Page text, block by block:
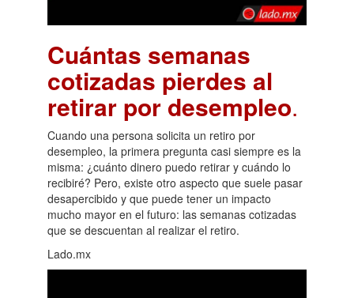
Cuántas semanas
cotizadas pierdes al
retirar por desempleo.
Cuando una persona solicita un retiro por
desempleo, la primera pregunta casi siempre es la
misma: ¿cuánto dinero puedo retirar y cuándo lo
recibiré? Pero, existe otro aspecto que suele pasar
desapercibido y que puede tener un impacto
mucho mayor en el futuro: las semanas cotizadas
que se descuentan al realizar el retiro.
Lado.mx